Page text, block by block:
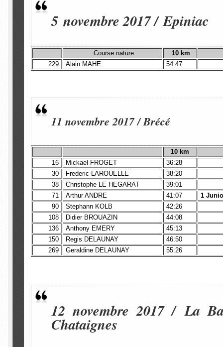
5 novembre 2017 / Epiniac
Course nature 10 km
229
Alain MAHE 54:47
11 novembre 2017 / Brécé
10 km
16
Mickael FROGET
36:28
30
Frederic LAROUELLE
38:20
38
Christophe LE HEGARAT
39:01
71
Arthur ANDRE 41:07
1
90
Stephann KOLB
42:26
108
Didier BROUAZIN
44:08
136
Anthony EMERY
45:13
150
Regis DELAUNAY
46:50
269
Geraldine DELAUNAY 55:26
12 novembre 2017 / La
Chataignes